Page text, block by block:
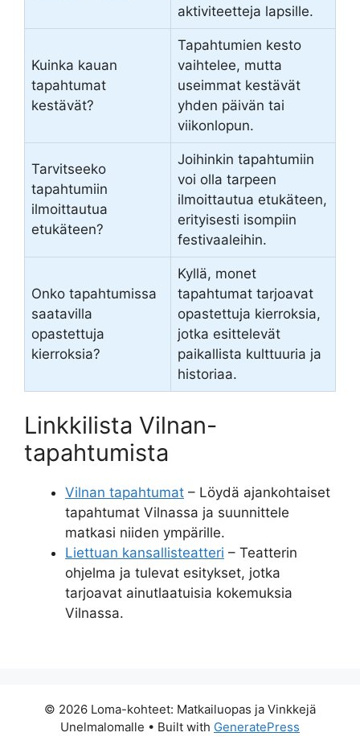
aktiviteetteja lapsille.
Kuinka kauan
tapahtumat
kestävät?
Tapahtumien kesto
vaihtelee, mutta
useimmat kestävät
yhden päivän tai
viikonlopun.
Tarvitseeko
tapahtumiin
ilmoittautua
etukäteen?
Joihinkin tapahtumiin
voi olla tarpeen
ilmoittautua etukäteen,
erityisesti isompiin
festivaaleihin.
Onko tapahtumissa
saatavilla
opastettuja
kierroksia?
Kyllä, monet
tapahtumat tarjoavat
opastettuja kierroksia,
jotka esittelevät
paikallista kulttuuria ja
historiaa.
Linkkilista Vilnan-
tapahtumista
Vilnan tapahtumat – Löydä ajankohtaiset
tapahtumat Vilnassa ja suunnittele
matkasi niiden ympärille.
Liettuan kansallisteatteri – Teatterin
ohjelma ja tulevat esitykset, jotka
tarjoavat ainutlaatuisia kokemuksia
Vilnassa.
© 2026 Loma-kohteet: Matkailuopas ja Vinkkejä
Unelmalomalle • Built with GeneratePress